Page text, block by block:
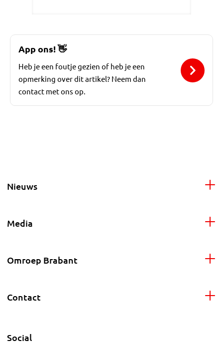
App ons!👋
Heb je een foutje gezien of heb je een
opmerking over dit artikel? Neem dan
contact met ons op.
Nieuws
Media
Omroep Brabant
Contact
Social